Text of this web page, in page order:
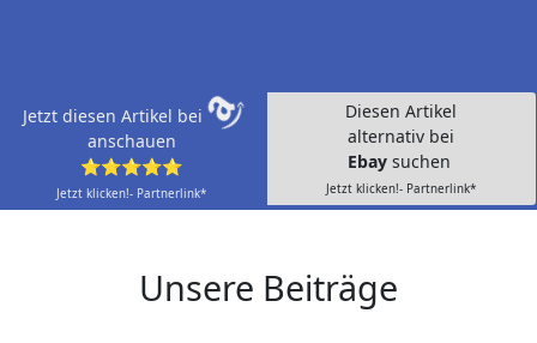
Jetzt diesen Artikel bei
anschauen
⭐⭐⭐⭐⭐
Jetzt klicken!- Partnerlink*
Diesen Artikel
alternativ bei
Ebay suchen
Jetzt klicken!- Partnerlink*
Unsere Beiträge